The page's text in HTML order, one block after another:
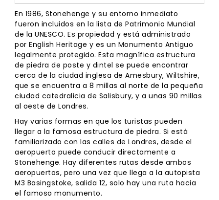
En 1986, Stonehenge y su entorno inmediato
fueron incluidos en la lista de Patrimonio Mundial
de la UNESCO. Es propiedad y está administrado
por English Heritage y es un Monumento Antiguo
legalmente protegido. Esta magnífica estructura
de piedra de poste y dintel se puede encontrar
cerca de la ciudad inglesa de Amesbury, Wiltshire,
que se encuentra a 8 millas al norte de la pequeña
ciudad catedralicia de Salisbury, y a unas 90 millas
al oeste de Londres.
Hay varias formas en que los turistas pueden
llegar a la famosa estructura de piedra. Si está
familiarizado con las calles de Londres, desde el
aeropuerto puede conducir directamente a
Stonehenge. Hay diferentes rutas desde ambos
aeropuertos, pero una vez que llega a la autopista
M3 Basingstoke, salida 12, solo hay una ruta hacia
el famoso monumento.